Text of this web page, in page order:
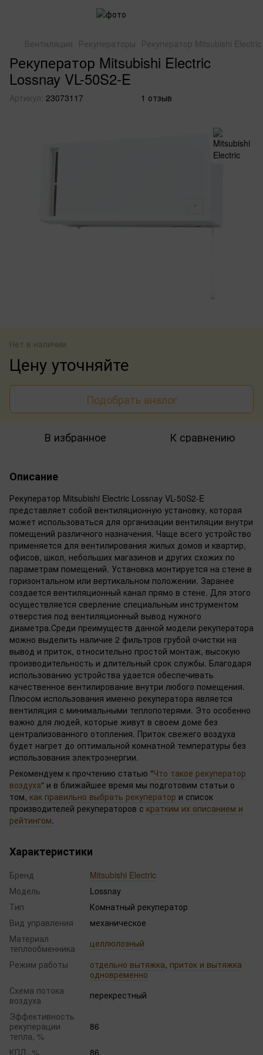
Вентиляция Рекуператоры Рекуператор Mitsubishi
Рекуператор Mitsubishi Electric
Lossnay VL-50S2-E
Артикул: 23073117 1 отзыв
Нет в наличии
Цену уточняйте
Подобрать аналог
В избранное К сравнению
Описание
Рекуператор Mitsubishi Electric Lossnay VL-50S2-E
представляет собой вентиляционную установку, которая
может использоваться для организации вентиляции внутри
помещений различного назначения. Чаще всего устройство
применяется для вентилирования жилых домов и квартир,
офисов, школ, небольших магазинов и других схожих по
параметрам помещений. Установка монтируется на стене в
горизонтальном или вертикальном положении. Заранее
создается вентиляционный канал прямо в стене. Для этого
осуществляется сверление специальным инструментом
отверстия под вентиляционный вывод нужного
диаметра.Среди преимуществ данной модели рекуператора
можно выделить наличие 2 фильтров грубой очистки на
вывод и приток, относительно простой монтаж, высокую
производительность и длительный срок службы. Благодаря
использованию устройства удается обеспечивать
качественное вентилирование внутри любого помещения.
Плюсом использования именно рекуператора является
вентиляция с минимальными теплопотерями. Это особенно
важно для людей, которые живут в своем доме без
централизованного отопления. Приток свежего воздуха
будет нагрет до оптимальной комнатной температуры без
использования электроэнергии.
Рекомендуем к прочтению статью "Что такое рекуператор
воздуха" и в ближайшее время мы подготовим статьи о
том, как правильно выбрать рекуператор и список
производителей рекуператоров с кратким их описанием и
рейтингом.
Характеристики
Бренд
Mitsubishi Electric
Модель
Lossnay
Тип
Комнатный рекуператор
Вид управления
механическое
Материал
теплообменника
целлюлозный
Режим работы
отдельно вытяжка, приток и вытяжка
одновременно
Схема потока
воздуха
перекрестный
Эффективность
рекуперации
тепла, %
86
КПД, % 86